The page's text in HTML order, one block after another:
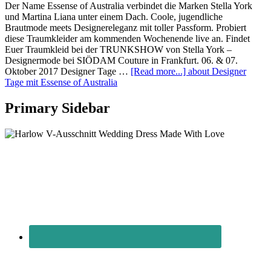
Der Name Essense of Australia verbindet die Marken Stella York
und Martina Liana unter einem Dach. Coole, jugendliche
Brautmode meets Designereleganz mit toller Passform. Probiert
diese Traumkleider am kommenden Wochenende live an. Findet
Euer Traumkleid bei der TRUNKSHOW von Stella York –
Designermode bei SIÖDAM Couture in Frankfurt. 06. & 07.
Oktober 2017 Designer Tage … [Read more...] about Designer
Tage mit Essense of Australia
Primary Sidebar